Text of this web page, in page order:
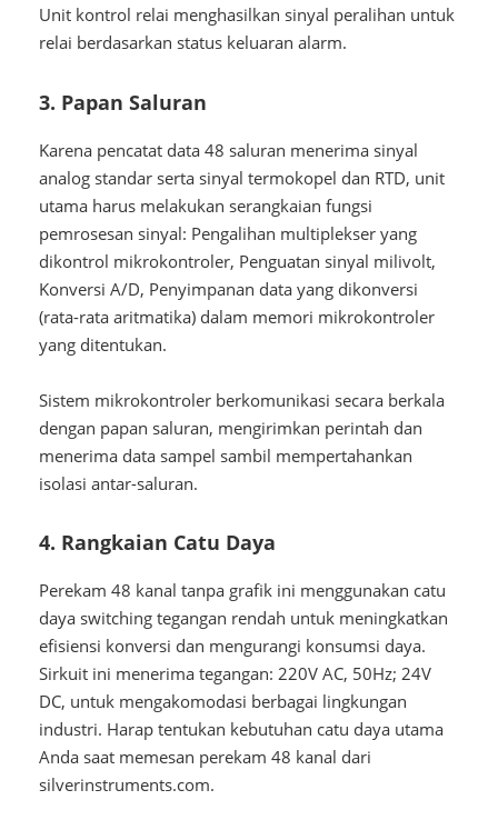
Unit kontrol relai menghasilkan sinyal peralihan untuk
relai berdasarkan status keluaran alarm.
3. Papan Saluran
Karena pencatat data 48 saluran menerima sinyal
analog standar serta sinyal termokopel dan RTD, unit
utama harus melakukan serangkaian fungsi
pemrosesan sinyal: Pengalihan multiplekser yang
dikontrol mikrokontroler, Penguatan sinyal milivolt,
Konversi A/D, Penyimpanan data yang dikonversi
(rata-rata aritmatika) dalam memori mikrokontroler
yang ditentukan.
Sistem mikrokontroler berkomunikasi secara berkala
dengan papan saluran, mengirimkan perintah dan
menerima data sampel sambil mempertahankan
isolasi antar-saluran.
4. Rangkaian Catu Daya
Perekam 48 kanal tanpa grafik ini menggunakan catu
daya switching tegangan rendah untuk meningkatkan
efisiensi konversi dan mengurangi konsumsi daya.
Sirkuit ini menerima tegangan: 220V AC, 50Hz; 24V
DC, untuk mengakomodasi berbagai lingkungan
industri. Harap tentukan kebutuhan catu daya utama
Anda saat memesan perekam 48 kanal dari
silverinstruments.com.